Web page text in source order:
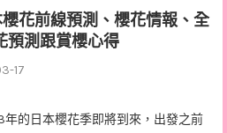
花前線預測、櫻花情報、全
預測跟賞櫻心得
17
年的日本櫻花季即將到來，出發之前